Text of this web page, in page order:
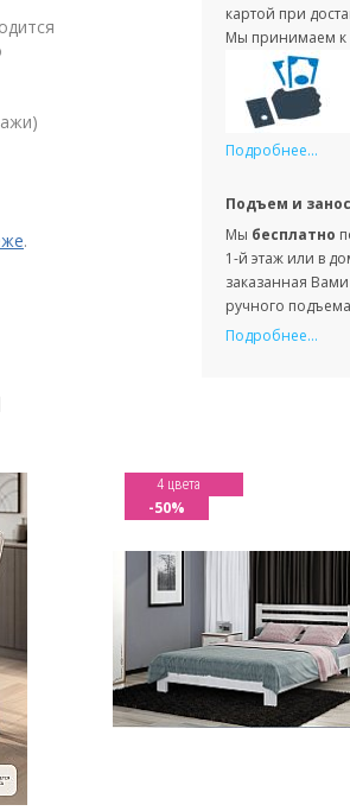
картой при
Мы принимаем к
Подробнее...
Подъем и
Мы бесплатно
1-й этаж или в
заказанная
ручного
Подробнее...
.
4 цвета
-50%